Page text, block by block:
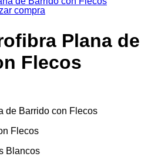
compra
Plana de
Flecos
de Barrido con Flecos
Flecos
Blancos